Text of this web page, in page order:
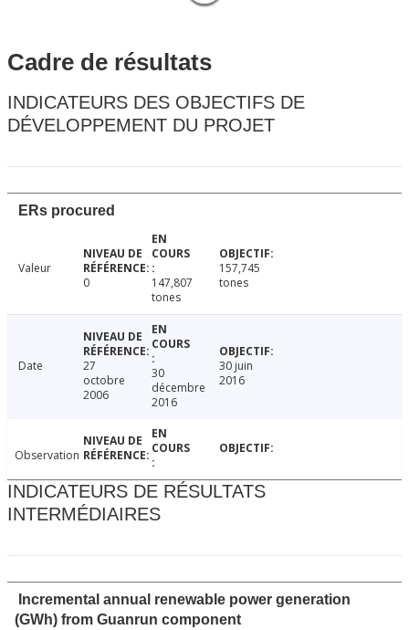
Cadre de résultats
INDICATEURS DES OBJECTIFS DE
DÉVELOPPEMENT DU PROJET
ERs procured
Valeur
0
147,807
tones
157,745
tones
Date
27
octobre
2006
30
décembre
2016
30 juin
2016
Observation
INDICATEURS DE RÉSULTATS
INTERMÉDIAIRES
Incremental annual renewable power generation
(GWh) from Guanrun component